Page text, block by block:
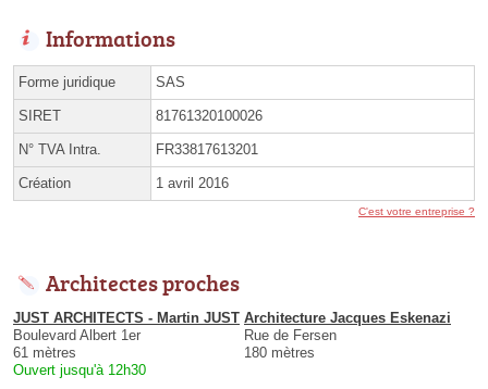
Informations
Forme juridique SAS
SIRET 81761320100026
N° TVA Intra. FR33817613201
Création 1 avril 2016
C'est votre entreprise ?
Architectes proches
JUST ARCHITECTS - Martin JUST
Boulevard Albert 1er
61 mètres
Ouvert jusqu'à 12h30
Architecture Jacques Eskenazi
Rue de Fersen
180 mètres